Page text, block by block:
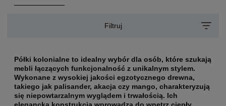
Filtruj
Półki kolonialne to idealny wybór dla osób, które szukają
mebli łączących funkcjonalność z unikalnym stylem.
Wykonane z wysokiej jakości egzotycznego drewna,
takiego jak palisander, akacja czy mango, charakteryzują
się niepowtarzalnym wyglądem i trwałością. Ich